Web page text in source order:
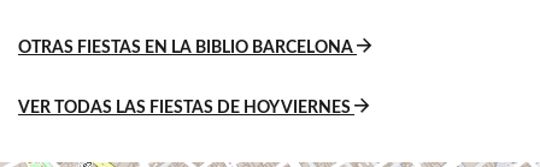
OTRAS FIESTAS EN LA BIBLIO BARCELONA
VER TODAS LAS FIESTAS DE HOY VIERNES